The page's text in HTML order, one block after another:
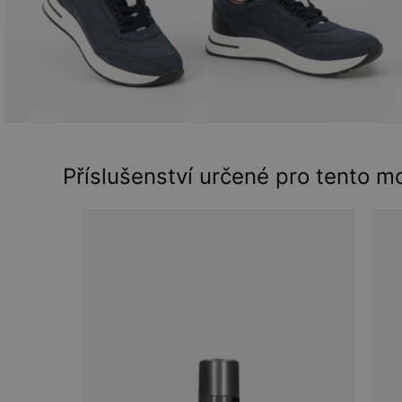
Příslušenství určené pro tento